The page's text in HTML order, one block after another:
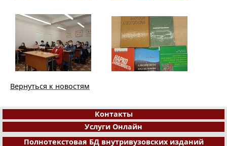
Вернуться к новостям
Контакты
Услуги Онлайн
Полнотекстовая БД внутривузовских изданий